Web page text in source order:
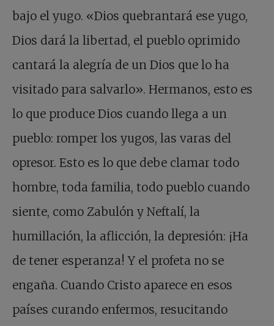
bajo el yugo. «Dios quebrantará ese yugo,
Dios dará la libertad, el pueblo oprimido
cantará la alegría de un Dios que lo ha
visitado para salvarlo». Hermanos, esto es
lo que produce Dios cuando llega a un
pueblo: romper los yugos, las varas del
opresor. Esto es lo que debe clamar todo
hombre, toda familia, todo pueblo cuando
siente, como Zabulón y Neftalí, la
humillación, la aflicción, la depresión: ¡Ha
de tener esperanza! Y el profeta no se
engaña. Cuando Cristo aparece en esos
países curando enfermos, resucitando